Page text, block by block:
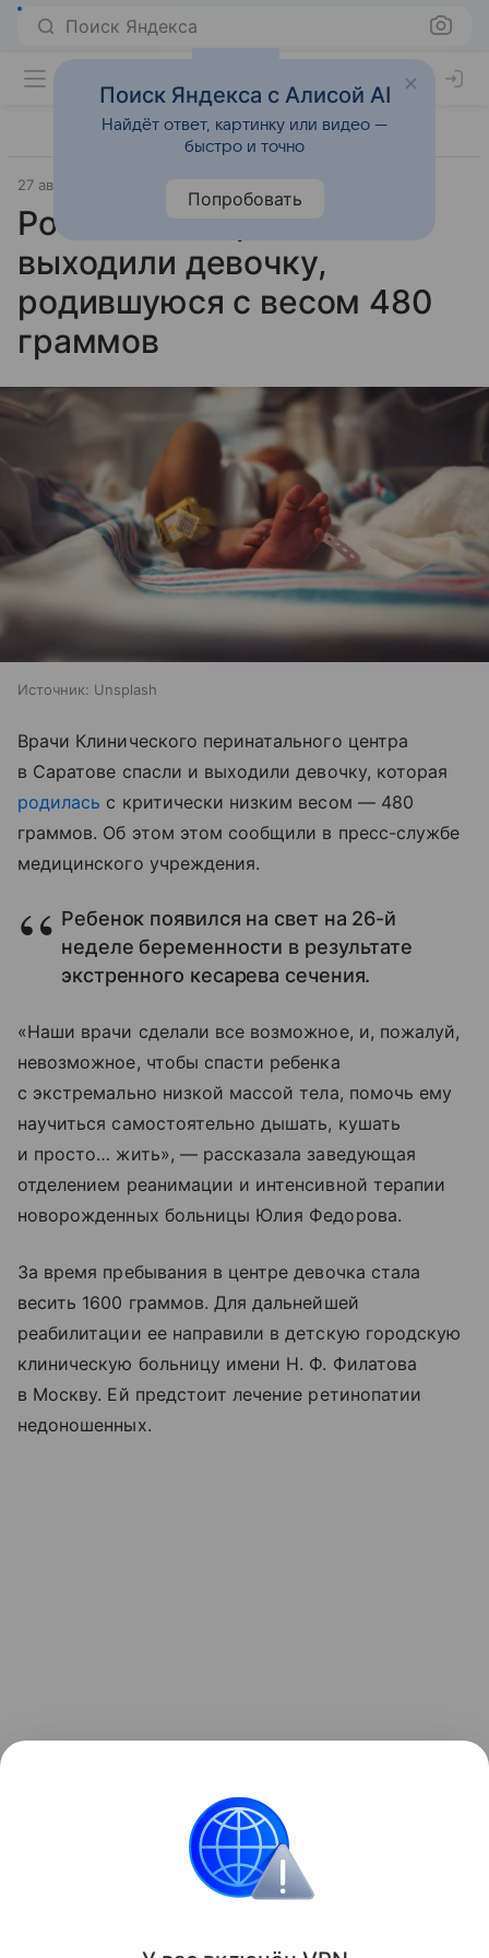
Поиск Яндекса
27 августа 2025
Российские врачи
выходили девочку,
родившуюся с весом 480
граммов
Источник: Unsplash
Врачи Клинического перинатального центра
в Саратове спасли и выходили девочку, которая
родилась с критически низким весом — 480
граммов. Об этом этом сообщили в пресс-службе
медицинского учреждения.
Ребенок появился на свет на 26-й
неделе беременности в результате
экстренного кесарева сечения.
«Наши врачи сделали все возможное, и, пожалуй,
невозможное, чтобы спасти ребенка
с экстремально низкой массой тела, помочь ему
научиться самостоятельно дышать, кушать
и просто… жить», — рассказала заведующая
отделением реанимации и интенсивной терапии
новорожденных больницы Юлия Федорова.
За время пребывания в центре девочка стала
весить 1600 граммов. Для дальнейшей
реабилитации ее направили в детскую городскую
клиническую больницу имени Н. Ф. Филатова
в Москву. Ей предстоит лечение ретинопатии
недоношенных.
Все о новорожденных
Поиск Яндекса с Алисой AI
Найдёт ответ, картинку или видео —
быстро и точно
Попробовать